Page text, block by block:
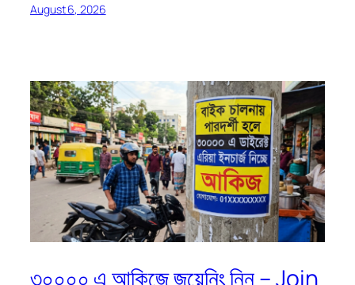
August 6, 2026
৩০০০০ এ আকিজে জয়েনিং নিন – Join